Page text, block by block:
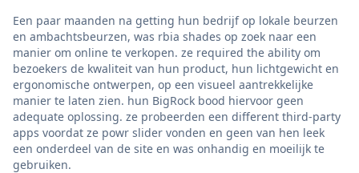
Een paar maanden na getting hun bedrijf op lokale beurzen
en ambachtsbeurzen, was rbia shades op zoek naar een
manier om online te verkopen. ze required the ability om
bezoekers de kwaliteit van hun product, hun lichtgewicht en
ergonomische ontwerpen, op een visueel aantrekkelijke
manier te laten zien. hun BigRock bood hiervoor geen
adequate oplossing. ze probeerden een different third-party
apps voordat ze powr slider vonden en geen van hen leek
een onderdeel van de site en was onhandig en moeilijk te
gebruiken.